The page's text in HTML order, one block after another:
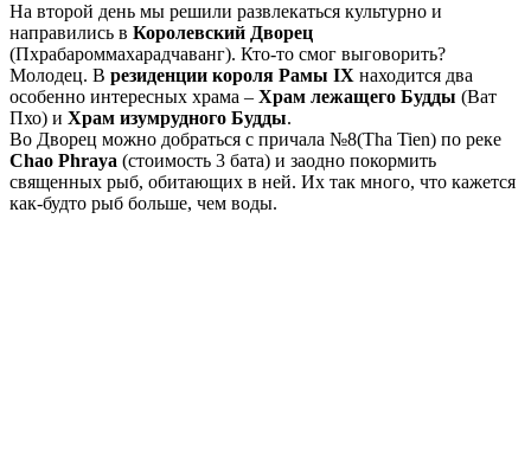
На второй день мы решили развлекаться культурно и
направились в Королевский Дворец
(Пхрабароммахарадчаванг). Кто-то смог выговорить?
Молодец. В резиденции короля Рамы IX находится два
особенно интересных храма – Храм лежащего Будды (Ват
Пхо) и Храм изумрудного Будды.
Во Дворец можно добраться с причала №8(Tha Tien) по реке
Chao Phraya (стоимость 3 бата) и заодно покормить
священных рыб, обитающих в ней. Их так много, что кажется
как-будто рыб больше, чем воды.